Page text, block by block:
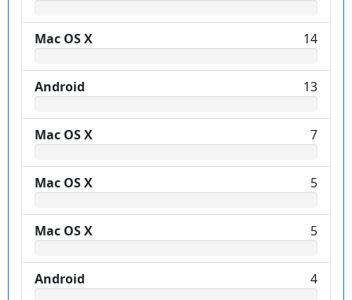
Mac OS X 14
Android 13
Mac OS X 7
Mac OS X 5
Mac OS X 5
Android 4